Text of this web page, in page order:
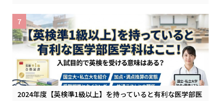
2024年度【英検準1級以上】を持っていると有利な医学部医
7